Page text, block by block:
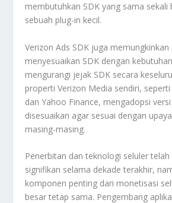
membutuhkan SDK yang sama sekali
sebuah plug-in kecil.
Verizon Ads SDK juga
menyesuaikan SDK dengan
mengurangi jejak SDK secara
properti Verizon Media sendiri,
dan Yahoo Finance, mengadopsi
disesuaikan agar sesuai dengan
masing-masing.
Penerbitan dan teknologi seluler
signifikan selama dekade terakhir,
komponen penting dari monetisasi
besar tetap sama. Pengembang